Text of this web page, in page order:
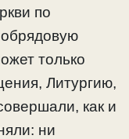
по
только
Литургию,
как и
ни